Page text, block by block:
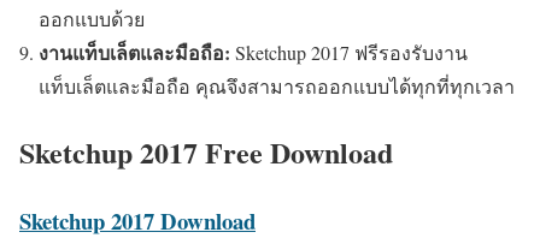
ออกแบบด้วย
งานแท็บเล็ตและมือถือ: Sketchup 2017 ฟรีรองรับงาน
แท็บเล็ตและมือถือ คุณจึงสามารถออกแบบได้ทุกที่ทุกเวลา
Sketchup 2017 Free Download
Sketchup 2017 Download